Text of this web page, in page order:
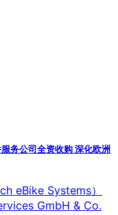
务公司全资收购 深化欧洲
eBike Systems）
GmbH & Co.